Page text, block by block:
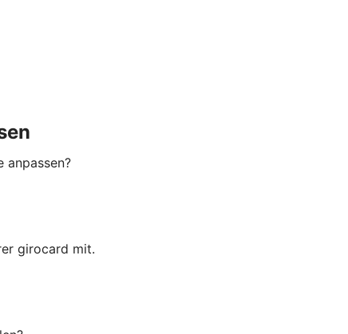
anpassen?
girocard mit.